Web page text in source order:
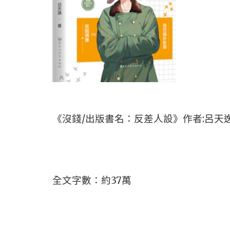
《沒錢/出版書名：反差人設》作者:呂天
全文字數：約37萬